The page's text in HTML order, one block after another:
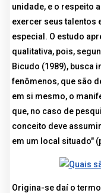
unidade, e o respeito
exercer seus talentos
especial. O estudo
qualitativa, pois,
Bicudo (1989), busca
fenômenos, que são
em si mesmo, o
que, no caso de
conceito deve
em um local situado"
Origina-se daí o